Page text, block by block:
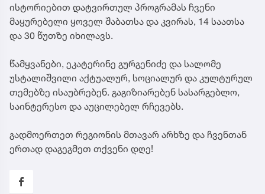
ისტორიებით დატვირთულ პროგრამას ჩვენი
მაყურებელი ყოველ შაბათსა და კვირას, 14 საათსა
და 30 წუთზე იხილავს.
წამყვანები, ეკატერინე გურგენიძე და სალომე
უსტალიშვილი აქტუალურ, სოციალურ და კულტურულ
თემებზე ისაუბრებენ. გაგიზიარებენ სასარგებლო,
საინტერესო და აუცილებელ რჩევებს.
გადმოერთეთ რეგიონის მთავარ არხზე და ჩვენთან
ერთად დაგეგმეთ თქვენი დღე!